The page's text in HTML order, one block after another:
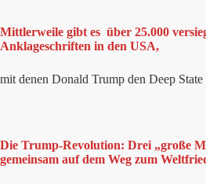
Mittlerweile gibt es über 25.000
Anklageschriften in den USA,
mit denen Donald Trump den Deep State
Die Trump-Revolution: Drei „große
gemeinsam auf dem Weg zum